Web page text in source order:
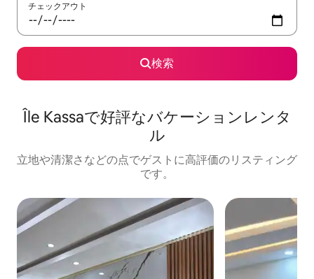
チェックアウト
検索
Île Kassaで好評なバケーションレンタ
ル
立地や清潔さなどの点でゲストに高評価のリスティング
です。